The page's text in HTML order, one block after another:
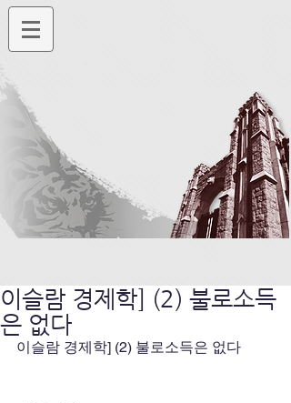
이슬람 경제학] (2) 불로소득
은 없다
이슬람 경제학] (2) 불로소득은 없다